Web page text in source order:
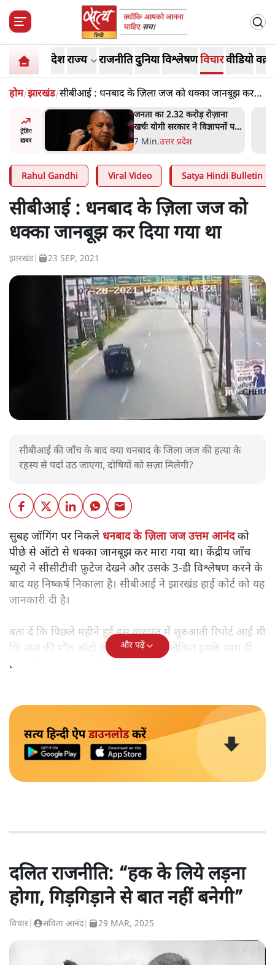
देशराज्य राजनीतिदुनियाविश्लेषणविचारवीडियो
होम/झारखंड/सीबीआई : धनबाद के ज़िला जज को धक्का जानबूझ कर
दिया गया था
ट्रेंडिंग
ख़बर
पर
उलटबांसीः राष्ट्र के चरित्र की मरम्मत
जारी है
11 Min.व्यंग्य/उलटबाँसी
Rahul Gandhi Viral Video Satya Hindi Bulletin
सीबीआई : धनबाद के ज़िला जज को
धक्का जानबूझ कर दिया गया था
झारखंड| 23 SEP, 2021
सीबीआई की जाँच के बाद क्या धनबाद के जिला जज की हत्या के
रहस्य से पर्दा उठ जाएगा, दोषियों को सज़ा मिलेगी?
सुबह जॉगिंग पर निकलेधनबाद के ज़िला जज उत्तम आनंदको
पीछे से ऑटो से धक्का जानबूझ कर मारा गया था। केंद्रीय जाँच
ब्यूरो ने सीसीटीवी फ़ुटेज देखने और उसके 3-डी विश्लेषण करने के
बाद यह निष्कर्ष निकाला है। सीबीआई ने झारखंड हाई कोर्ट को यह
जानकारी दी है।
बता दें कि पिछले महीने हुई इस वारदात में शुरुआती रिपोर्ट आई थी
कि जज की मौत ऑटो की टक्कर से हुई। लेकिन इसके साथ ही
हत्या की आशंका जताई जा रही थी।
और पढ़ें
सत्य हिन्दी ऐपडाउनलोडकरें
दलित राजनीति: “हक के लिये लड़ना
होगा, गिड़गिड़ाने से बात नहीं बनेगी”
विचार सविता आनंद| 29 MAR, 2025